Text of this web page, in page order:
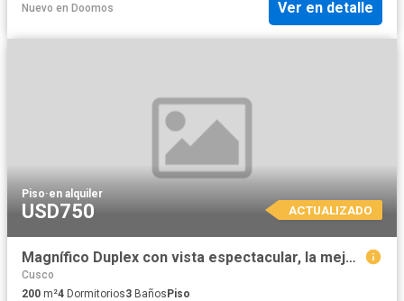
Nuevo en Doomos Ver en detalle
Piso·en alquiler
USD750 ACTUALIZADO
Magnífico Duplex con vista espectacular, la mejor inversión cálido e iluminado
Cusco
200 m²4 Dormitorios3 BañosPiso